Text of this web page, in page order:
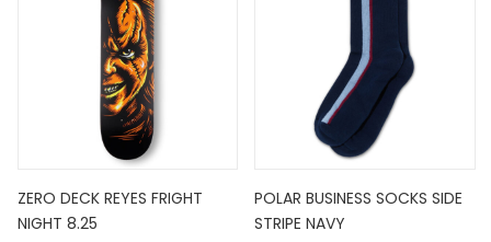
ZERO DECK REYES FRIGHT
NIGHT 8.25
POLAR BUSINESS SOCKS SIDE
STRIPE NAVY